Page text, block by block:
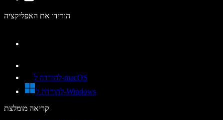
הורידו את האפליקציה
להורדה ל-macOS
להורדה ל-Windows
קריאה מומלצת